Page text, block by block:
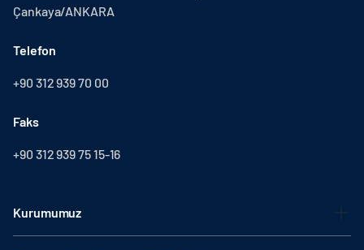
Çankaya/ANKARA
Telefon
+90 312 939 70 00
Faks
+90 312 939 75 15-16
Kurumumuz